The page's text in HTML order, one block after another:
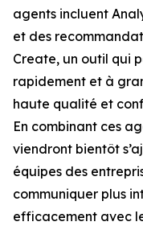
agents incluent
et des
Create, un outil qui
rapidement et à
haute qualité et
En combinant ces
viendront bientôt
équipes des
communiquer plus
efficacement avec